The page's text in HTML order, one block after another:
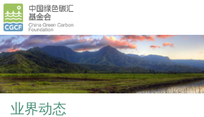
业界动态